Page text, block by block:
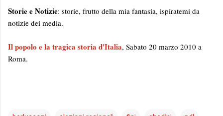
Storie e Notizie: storie, frutto della mia fantasia, ispiratemi da
notizie dei media.
Il popolo e la tragica storia d'Italia, Sabato 20 marzo 2010 a
Roma.